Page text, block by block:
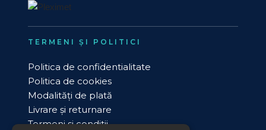
TERMENI ȘI POLITICI
Politica de confidentialitate
Politica de cookies
Modalități de plată
Livrare și returnare
Termeni si conditii